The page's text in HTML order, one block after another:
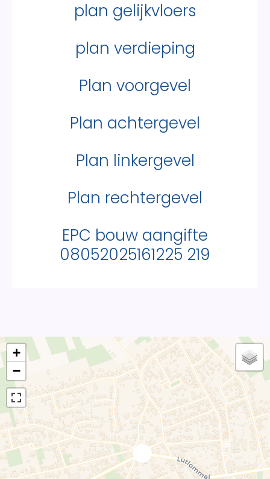
plan gelijkvloers
plan verdieping
Plan voorgevel
Plan achtergevel
Plan linkergevel
Plan rechtergevel
EPC bouw aangifte
08052025161225 219
+
−